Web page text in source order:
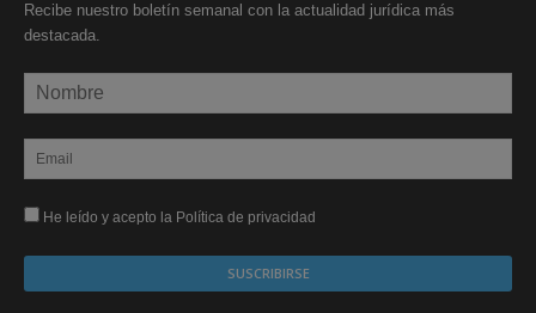
Recibe nuestro boletín semanal con la actualidad jurídica más
destacada.
He leído y acepto la Política de privacidad